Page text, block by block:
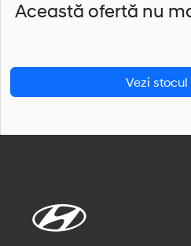
Această ofertă nu
Vezi